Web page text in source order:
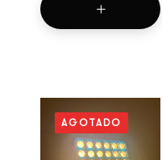
AGOTADO